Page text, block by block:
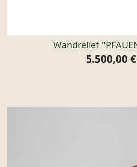
Wandrelief
Preis
5.500,00 €